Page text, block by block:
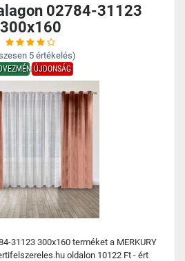
02784-31123
300x160
5 értékelés)
ÚJDONSÁG
31123 300x160 terméket a MERKURY
oldalon 10122 Ft - ért